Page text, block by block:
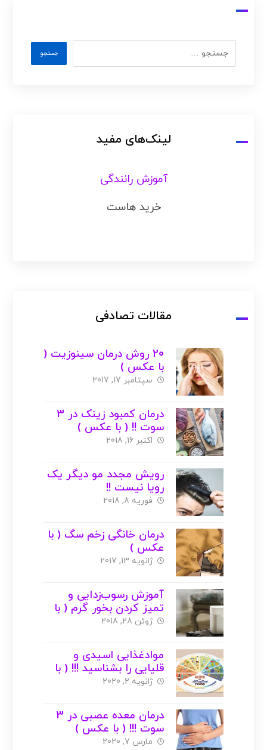
لینک‌های مفید
آموزش رانندگی
خرید هاست
مقالات تصادفی
20 روش درمان سینوزیت (
با عکس )
سپتامبر 17, 2017
درمان کمبود زینک در 3
سوت !! ( با عکس )
اکتبر 16, 2018
رویش مجدد مو دیگر یک
رویا نیست !!
فوریه 8, 2018
درمان خانگی زخم سگ ( با
عکس )
ژانویه 13, 2017
آموزش رسوب‌زدایی و
تمیز کردن بخور گرم ( با
عکس )
ژوئن 28, 2018
موادغذایی اسیدی و
قلیایی را بشناسید !!! ( با
عکس )
ژانویه 2, 2020
درمان معده عصبی در 3
سوت !!! ( با عکس )
مارس 7, 2020